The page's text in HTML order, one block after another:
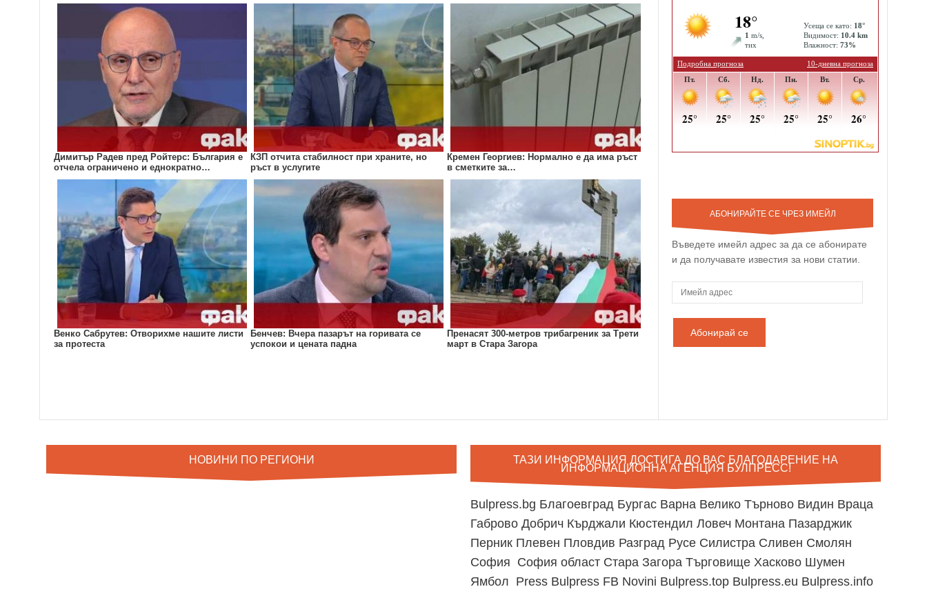
Димитър Радев пред Ройтерс: България е
отчела ограничено и еднократно…
КЗП отчита стабилност при храните, но
ръст в услугите
Кремен Георгиев: Нормално е да има ръст
в сметките за…
Венко Сабрутев: Отворихме нашите листи
за протеста
Бенчев: Вчера пазарът на горивата се
успокои и цената падна
Пренасят 300-метров трибагреник за Трети
март в Стара Загора
АБОНИРАЙТЕ СЕ ЧРЕЗ ИМЕЙЛ
Въведете имейл адрес за да се абонирате
и да получавате известия за нови статии.
м
е
НОВИНИ ПО РЕГИОНИ ТАЗИ ИНФОРМАЦИЯ ДОСТИГА ДО ВАС БЛАГОДАРЕНИЕ НА
ИНФОРМАЦИОННА АГЕНЦИЯ БУЛПРЕСС!
Bulpress.bg Благоевград Бургас Варна Велико Търново Видин Враца
Габрово Добрич Кърджали Кюстендил Ловеч Монтана Пазарджик
Перник Плевен Пловдив Разград Русе Силистра Сливен Смолян
София София област Стара Загора Търговище Хасково Шумен
Ямбол Press Bulpress FB Novini Bulpress.top Bulpress.eu Bulpress.info